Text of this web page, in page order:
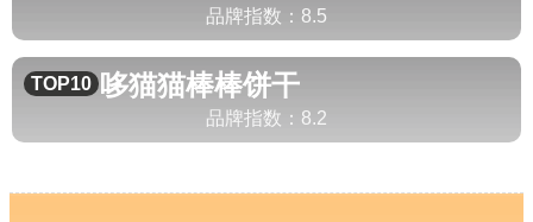
品牌指数： 8.5
TOP10 哆猫猫棒棒饼干
品牌指数： 8.2